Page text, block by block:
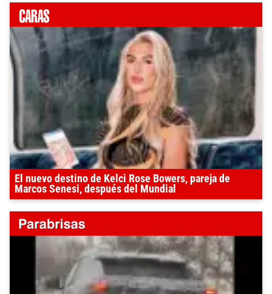
El nuevo destino de Kelci Rose Bowers, pareja de
Marcos Senesi, después del Mundial